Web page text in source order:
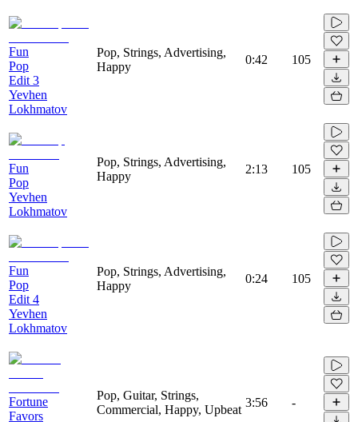
Fun
Pop
Edit 3
Yevhen
Lokhmatov
Pop, Strings, Advertising,
Happy
0:42 105
Fun
Pop
Yevhen
Lokhmatov
Pop, Strings, Advertising,
Happy
2:13 105
Fun
Pop
Edit 4
Yevhen
Lokhmatov
Pop, Strings, Advertising,
Happy
0:24 105
Fortune
Favors
Pop, Guitar, Strings,
Commercial, Happy, Upbeat
3:56 -